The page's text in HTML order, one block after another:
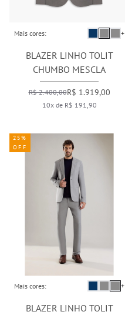
Mais cores: +
BLAZER LINHO TOLIT
CHUMBO MESCLA
R$ 2.400,00R$ 1.919,00
10x de R$ 191,90
Mais cores: +
BLAZER LINHO TOLIT
25%
OFF